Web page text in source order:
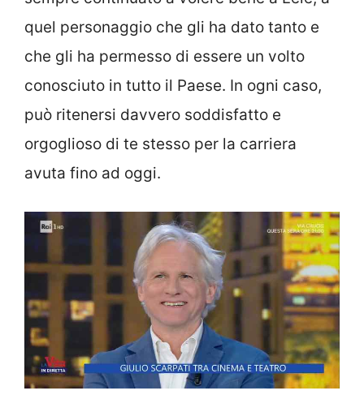
quel personaggio che gli ha dato tanto e
che gli ha permesso di essere un volto
conosciuto in tutto il Paese. In ogni caso,
può ritenersi davvero soddisfatto e
orgoglioso di te stesso per la carriera
avuta fino ad oggi.